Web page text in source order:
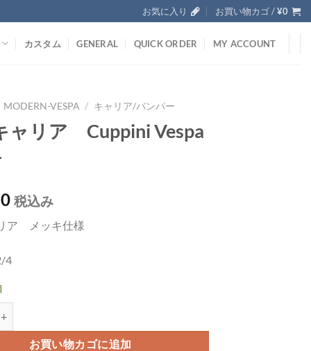
お気に入り お買い物カゴ /¥0
カスタム GENERAL QUICK ORDER MY ACCOUNT
MODERN-VESPA / キャリア/バンパー
ャリア Cuppini Vespa
税込み
ア メッキ仕様
4
お買い物カゴに追加